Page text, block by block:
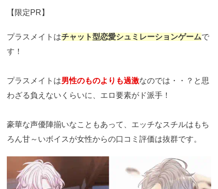
【限定PR】
プラスメイトはチャット型恋愛シュミレーションゲームで
す！
プラスメイトは男性のものよりも過激なのでは・・？と思
わざる負えないくらいに、エロ要素がド派手！
豪華な声優陣揃いなこともあって、エッチなスチルはもち
ろん甘～いボイスが女性からの口コミ評価は抜群です。
https://fam-
ad.com/ad/p/r?
_site=77933&_article=23375